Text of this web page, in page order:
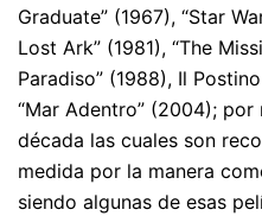
Graduate” (1967), “Star
Lost Ark” (1981), “The
Paradiso” (1988), Il
“Mar Adentro” (2004);
década las cuales son
medida por la manera
siendo algunas de esas